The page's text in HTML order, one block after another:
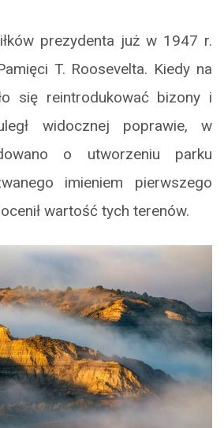
prezydenta już w 1947 r.
T. Roosevelta. Kiedy na
się reintrodukować bizony i
widocznej poprawie, w
o utworzeniu parku
imieniem pierwszego
wartość tych terenów.